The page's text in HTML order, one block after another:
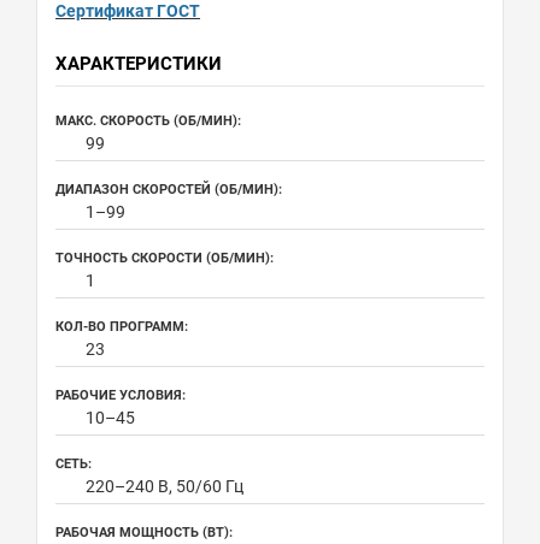
Сертификат ГОСТ
ХАРАКТЕРИСТИКИ
МАКС. СКОРОСТЬ (ОБ/МИН):
99
ДИАПАЗОН СКОРОСТЕЙ (ОБ/МИН):
1–99
ТОЧНОСТЬ СКОРОСТИ (ОБ/МИН):
1
КОЛ-ВО ПРОГРАММ:
23
РАБОЧИЕ УСЛОВИЯ:
10–45
СЕТЬ:
220–240 В, 50/60 Гц
РАБОЧАЯ МОЩНОСТЬ (ВТ):